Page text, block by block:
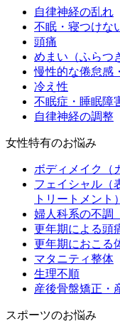
自律神経の乱れ
不眠・寝つけな
頭痛
めまい（ふらつ
慢性的な倦怠感
冷え性
不眠症・睡眠障
自律神経の調整
女性特有のお悩み
ボディメイク（
フェイシャル（
トリートメント）
婦人科系の不調
更年期による頭
更年期におこる
マタニティ整体
生理不順
産後骨盤矯正・
スポーツのお悩み